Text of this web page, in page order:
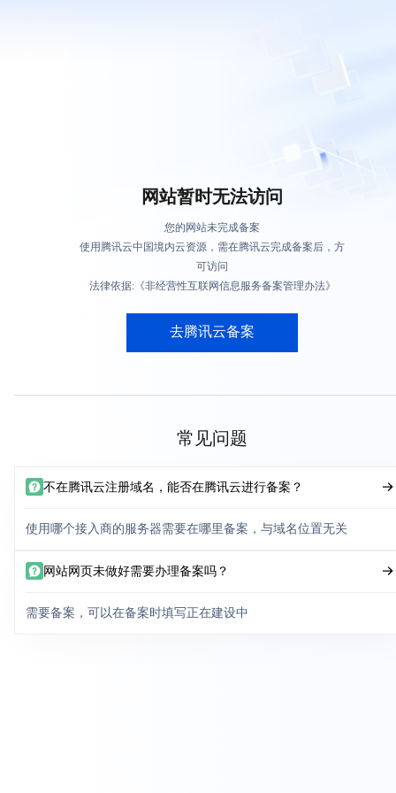
网站暂时无法访问
您的网站未完成备案
使用腾讯云中国境内云资源，需在腾讯云完成备案后，方
可访问
法律依据:《非经营性互联网信息服务备案管理办法》
去腾讯云备案
常见问题
不在腾讯云注册域名，能否在腾讯云进行备案？
使用哪个接入商的服务器需要在哪里备案，与域名位置无关
网站网页未做好需要办理备案吗？
需要备案，可以在备案时填写正在建设中